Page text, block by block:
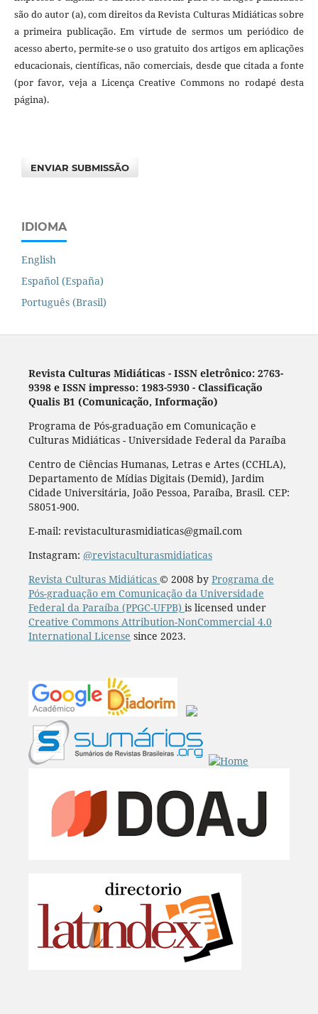
são do autor (a), com direitos da Revista Culturas Midiáticas sobre
a primeira publicação. Em virtude de sermos um periódico de
acesso aberto, permite-se o uso gratuito dos artigos em aplicações
educacionais, científicas, não comerciais, desde que citada a fonte
(por favor, veja a Licença Creative Commons no rodapé desta
página).
ENVIAR SUBMISSÃO
IDIOMA
English
Español (España)
Português (Brasil)
Revista Culturas Midiáticas - ISSN eletrônico: 2763-
9398 e ISSN impresso: 1983-5930 - Classificação
Qualis B1 (Comunicação, Informação)
Programa de Pós-graduação em Comunicação e
Culturas Midiáticas - Universidade Federal da Paraíba
Centro de Ciências Humanas, Letras e Artes (CCHLA),
Departamento de Mídias Digitais (Demid), Jardim
Cidade Universitária, João Pessoa, Paraíba, Brasil. CEP:
58051-900.
E-mail: revistaculturasmidiaticas@gmail.com
Instagram: @revistaculturasmidiaticas
Revista Culturas Midiáticas © 2008 by Programa de
Pós-graduação em Comunicação da Universidade
Federal da Paraíba (PPGC-UFPB) is licensed under
Creative Commons Attribution-NonCommercial 4.0
International License since 2023.